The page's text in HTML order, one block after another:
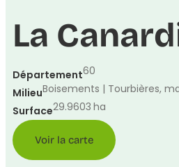
La
Département60
MilieuBoisements | Tourbières,
Surface29.9603 ha
Voir la carte